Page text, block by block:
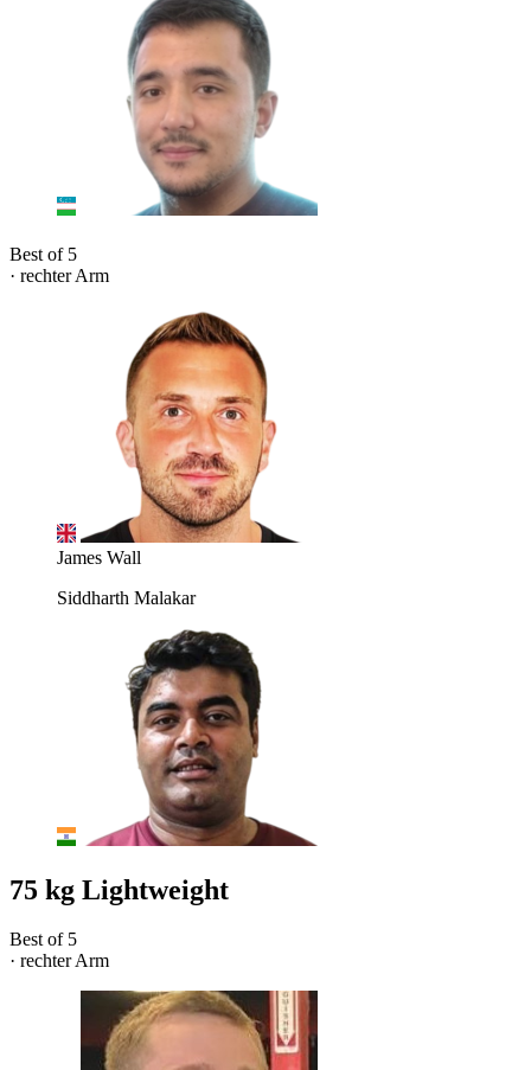
Best of 5
· rechter Arm
James Wall
Siddharth Malakar
75 kg Lightweight
Best of 5
· rechter Arm